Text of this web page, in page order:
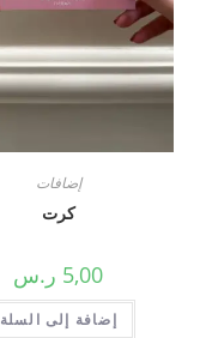
إضافات
كرت
5,00 ر.س
إضافة إلى السلة